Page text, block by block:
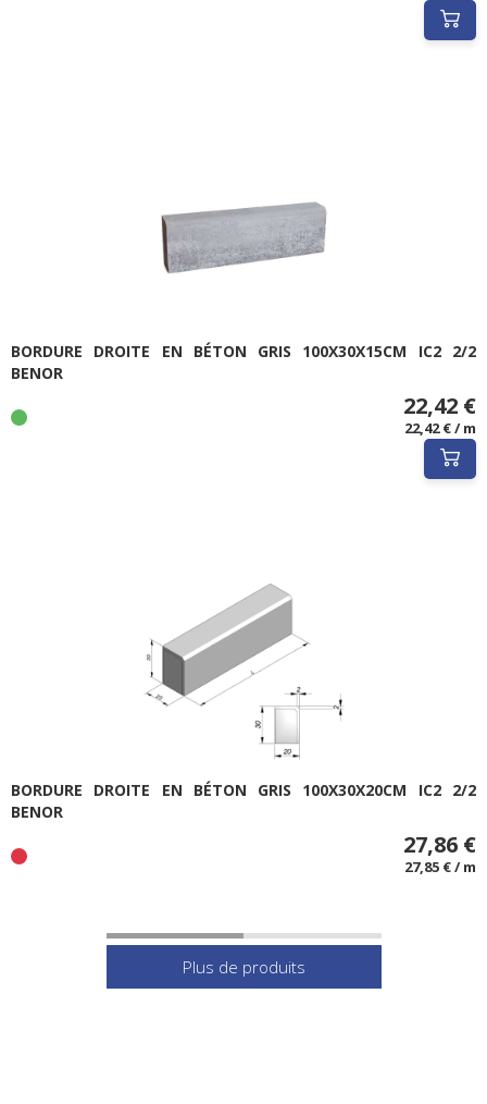
BORDURE DROITE EN BÉTON GRIS 100X30X15CM IC2 2/2
BENOR
22,42 €
22,42 € / m
BORDURE DROITE EN BÉTON GRIS 100X30X20CM IC2 2/2
BENOR
27,86 €
27,85 € / m